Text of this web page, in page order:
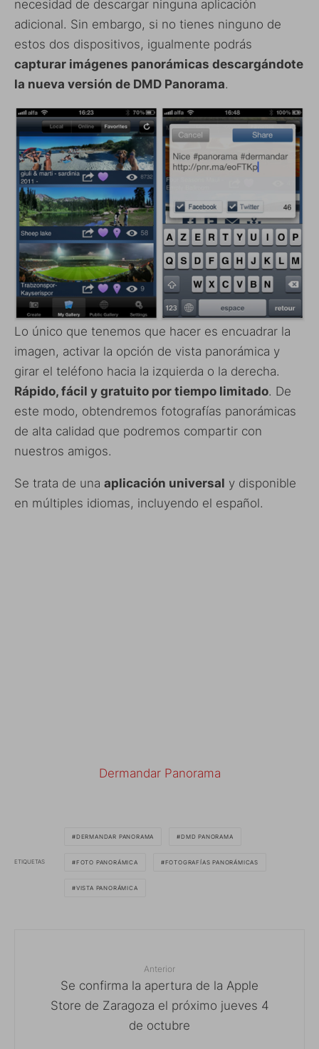
necesidad de descargar ninguna aplicación
adicional. Sin embargo, si no tienes ninguno de
estos dos dispositivos, igualmente podrás
capturar imágenes panorámicas descargándote
la nueva versión de DMD Panorama.
Lo único que tenemos que hacer es encuadrar la
imagen, activar la opción de vista panorámica y
girar el teléfono hacia la izquierda o la derecha.
Rápido, fácil y gratuito por tiempo limitado. De
este modo, obtendremos fotografías panorámicas
de alta calidad que podremos compartir con
nuestros amigos.
Se trata de una aplicación universal y disponible
en múltiples idiomas, incluyendo el español.
Dermandar Panorama
ETIQUETAS
DERMANDAR PANORAMA DMD PANORAMA
FOTO PANORÁMICA FOTOGRAFÍAS PANORÁMICAS
VISTA PANORÁMICA
Anterior
Se confirma la apertura de la Apple
Store de Zaragoza el próximo jueves 4
de octubre